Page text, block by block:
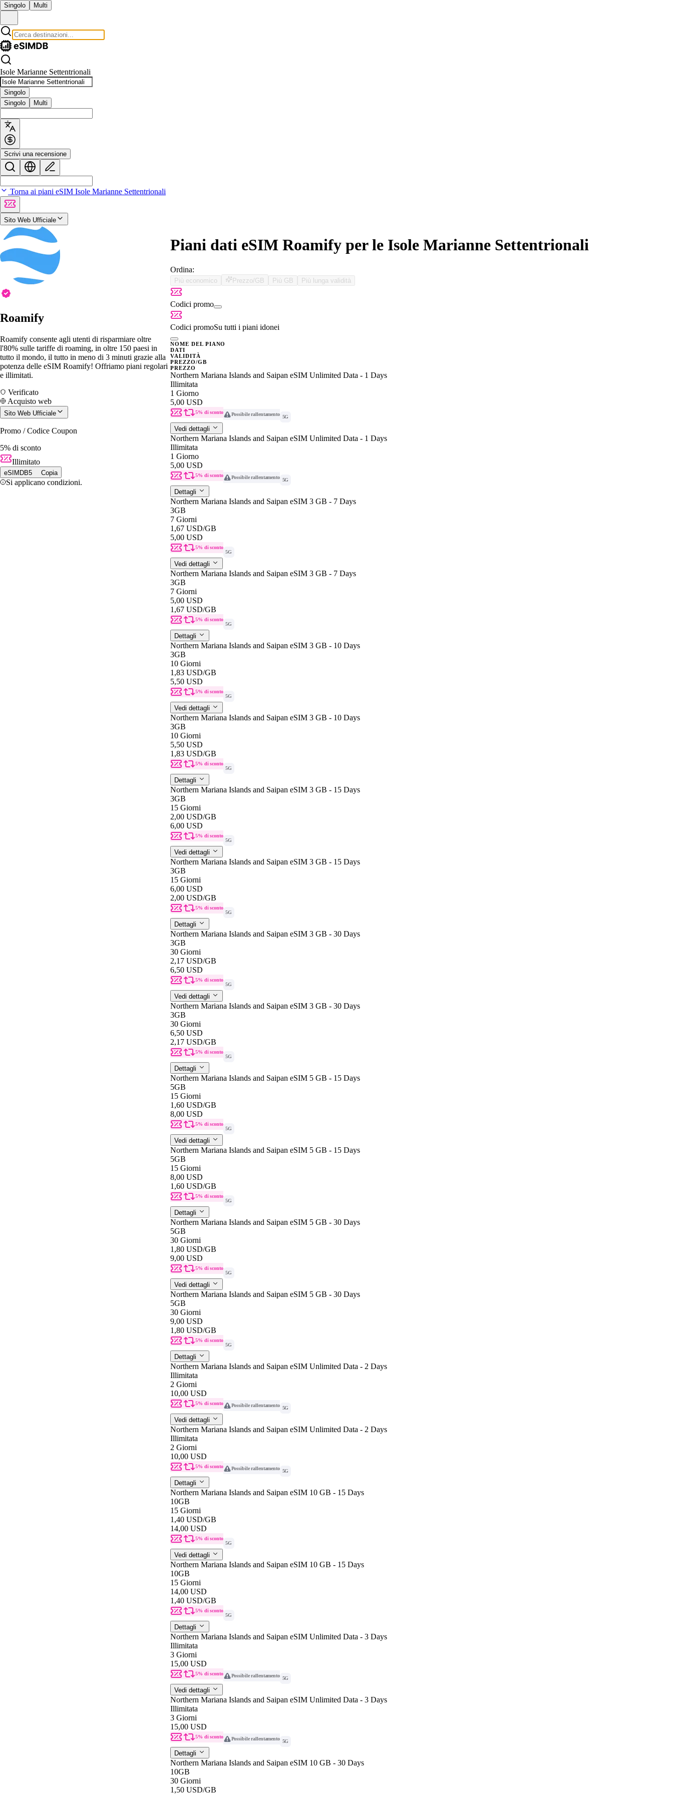
Singolo Multi
Isole Marianne Settentrionali
Singolo
Singolo
Multi
Scrivi una recensione
Torna ai piani eSIM Isole Marianne Settentrionali
Sito Web Ufficiale
Roamify
Roamify consente agli utenti di risparmiare oltre
l'80% sulle tariffe di roaming, in oltre 150 paesi in
tutto il mondo, il tutto in meno di 3 minuti grazie alla
potenza delle eSIM Roamify! Offriamo piani regolari
e illimitati.
Verificato
Acquisto web
Sito Web Ufficiale
Promo / Codice Coupon
5% di sconto
Illimitato
eSIMDB5 Copia
Si applicano condizioni.
Piani dati eSIM Roamify per le Isole Marianne Settentrionali
Ordina:
Più economico Prezzo/GB Più GB Più lunga validità
Codici promo
Codici promoSu tutti i piani idonei
NOME DEL PIANO
DATI
VALIDITÀ
PREZZO/GB
PREZZO
Northern Mariana Islands and Saipan eSIM Unlimited Data - 1 Days
Illimitata
1 Giorno
5,00 USD
5% di sconto Possibile rallentamento 5G
Vedi dettagli
Northern Mariana Islands and Saipan eSIM Unlimited Data - 1 Days
Illimitata
1 Giorno
5,00 USD
5% di sconto Possibile rallentamento 5G
Dettagli
Northern Mariana Islands and Saipan eSIM 3 GB - 7 Days
3GB
7 Giorni
1,67 USD/GB
5,00 USD
5% di sconto
5G
Vedi dettagli
Northern Mariana Islands and Saipan eSIM 3 GB - 7 Days
3GB
7 Giorni
5,00 USD
1,67 USD/GB
5% di sconto
5G
Dettagli
Northern Mariana Islands and Saipan eSIM 3 GB - 10 Days
3GB
10 Giorni
1,83 USD/GB
5,50 USD
5% di sconto
5G
Vedi dettagli
Northern Mariana Islands and Saipan eSIM 3 GB - 10 Days
3GB
10 Giorni
5,50 USD
1,83 USD/GB
5% di sconto
5G
Dettagli
Northern Mariana Islands and Saipan eSIM 3 GB - 15 Days
3GB
15 Giorni
2,00 USD/GB
6,00 USD
5% di sconto
5G
Vedi dettagli
Northern Mariana Islands and Saipan eSIM 3 GB - 15 Days
3GB
15 Giorni
6,00 USD
2,00 USD/GB
5% di sconto
5G
Dettagli
Northern Mariana Islands and Saipan eSIM 3 GB - 30 Days
3GB
30 Giorni
2,17 USD/GB
6,50 USD
5% di sconto
5G
Vedi dettagli
Northern Mariana Islands and Saipan eSIM 3 GB - 30 Days
3GB
30 Giorni
6,50 USD
2,17 USD/GB
5% di sconto
5G
Dettagli
Northern Mariana Islands and Saipan eSIM 5 GB - 15 Days
5GB
15 Giorni
1,60 USD/GB
8,00 USD
5% di sconto
5G
Vedi dettagli
Northern Mariana Islands and Saipan eSIM 5 GB - 15 Days
5GB
15 Giorni
8,00 USD
1,60 USD/GB
5% di sconto
5G
Dettagli
Northern Mariana Islands and Saipan eSIM 5 GB - 30 Days
5GB
30 Giorni
1,80 USD/GB
9,00 USD
5% di sconto
5G
Vedi dettagli
Northern Mariana Islands and Saipan eSIM 5 GB - 30 Days
5GB
30 Giorni
9,00 USD
1,80 USD/GB
5% di sconto
5G
Dettagli
Northern Mariana Islands and Saipan eSIM Unlimited Data - 2 Days
Illimitata
2 Giorni
10,00 USD
5% di sconto Possibile rallentamento 5G
Vedi dettagli
Northern Mariana Islands and Saipan eSIM Unlimited Data - 2 Days
Illimitata
2 Giorni
10,00 USD
5% di sconto Possibile rallentamento 5G
Dettagli
Northern Mariana Islands and Saipan eSIM 10 GB - 15 Days
10GB
15 Giorni
1,40 USD/GB
14,00 USD
5% di sconto
5G
Vedi dettagli
Northern Mariana Islands and Saipan eSIM 10 GB - 15 Days
10GB
15 Giorni
14,00 USD
1,40 USD/GB
5% di sconto
5G
Dettagli
Northern Mariana Islands and Saipan eSIM Unlimited Data - 3 Days
Illimitata
3 Giorni
15,00 USD
5% di sconto Possibile rallentamento 5G
Vedi dettagli
Northern Mariana Islands and Saipan eSIM Unlimited Data - 3 Days
Illimitata
3 Giorni
15,00 USD
5% di sconto Possibile rallentamento 5G
Dettagli
Northern Mariana Islands and Saipan eSIM 10 GB - 30 Days
10GB
30 Giorni
1,50 USD/GB